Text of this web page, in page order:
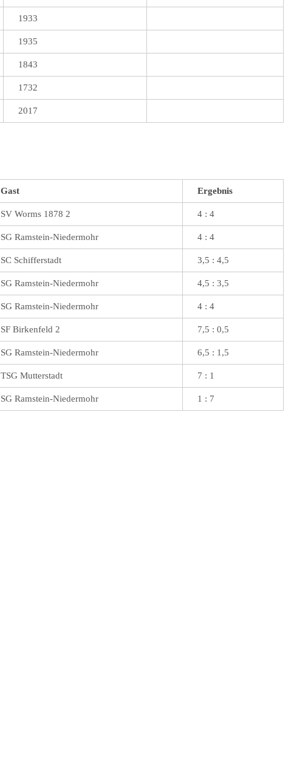
1933
1935
1843
1732
2017
Gast Ergebnis
SV Worms 1878 2 4 : 4
SG Ramstein-Niedermohr 4 : 4
SC Schifferstadt 3,5 : 4,5
SG Ramstein-Niedermohr 4,5 : 3,5
SG Ramstein-Niedermohr 4 : 4
SF Birkenfeld 2 7,5 : 0,5
SG Ramstein-Niedermohr 6,5 : 1,5
TSG Mutterstadt 7 : 1
SG Ramstein-Niedermohr 1 : 7